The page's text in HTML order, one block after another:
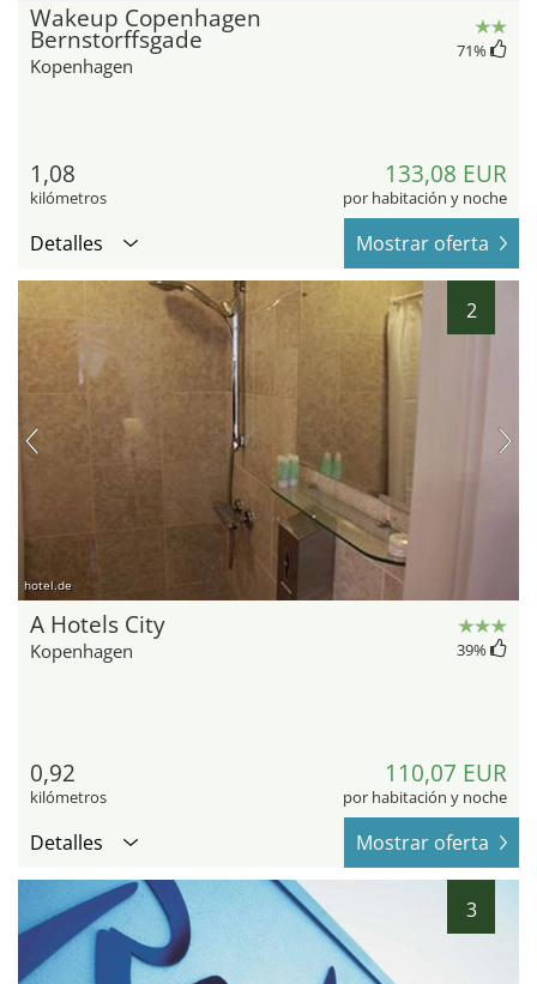
Wakeup Copenhagen
Bernstorffsgade
Kopenhagen
71%
1,08
kilómetros
133,08 EUR
por habitación y noche
Detalles Mostrar oferta
2
hotel.de
A Hotels City
Kopenhagen 39%
0,92
kilómetros
110,07 EUR
por habitación y noche
Detalles Mostrar oferta
3